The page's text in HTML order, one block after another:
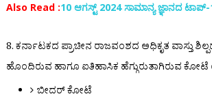
Also Read :10 ಆಗಸ್ಟ್ 2024 ಸಾಮಾನ್ಯ ಜ್ಞಾನದ ಟಾಪ್-
8. ಕರ್ನಾಟಕದ ಪ್ರಾಚೀನ ರಾಜವಂಶದ ಅಧಿಕೃತ ವಾಸ್ತು
ಹೊಂದಿರುವ ಹಾಗೂ ಐತಿಹಾಸಿಕ ಹೆಗ್ಗುರುತಾಗಿರುವ ಕೋಟೆ
ಬೀದರ್ ಕೋಟೆ